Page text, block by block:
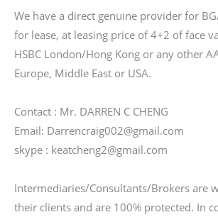
We have a direct genuine provider for
for lease, at leasing price of 4+2 of face
HSBC London/Hong Kong or any other
Europe, Middle East or USA.
Contact : Mr. DARREN C CHENG
Email: Darrencraig002@gmail.com
skype : keatcheng2@gmail.com
Intermediaries/Consultants/Brokers are
their clients and are 100% protected. In